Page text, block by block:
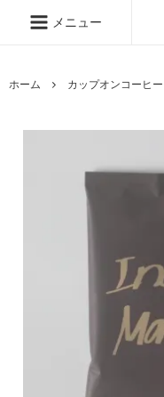
メニュー
ホーム カップオンコーヒー